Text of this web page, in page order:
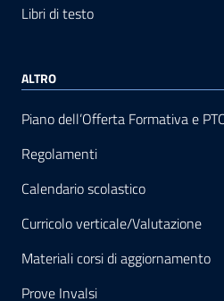
Libri di testo
ALTRO
Piano dell’Offerta Formativa e
Regolamenti
Calendario scolastico
Curricolo verticale/Valutazione
Materiali corsi di aggiornamento
Prove Invalsi